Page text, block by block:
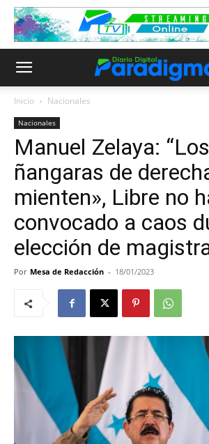
Inicio Nacionales
Nacionales
Manuel Zelaya: “Los
ñangaras de
mienten», Libre no
convocado a caos
elección de
Por Mesa de Redacción - 18/01/2023